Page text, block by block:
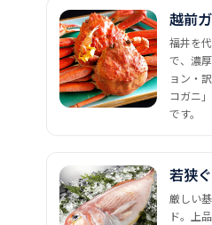
越前
福井を
で、濃
ョン・
コガニ
です。
若狭
厳しい
ド。上